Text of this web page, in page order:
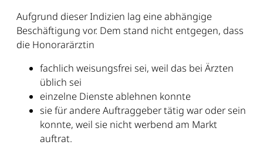
Aufgrund dieser Indizien lag eine abhängige
Beschäftigung vor. Dem stand nicht entgegen, dass
die Honorarärztin
fachlich weisungsfrei sei, weil das bei Ärzten
üblich sei
einzelne Dienste ablehnen konnte
sie für andere Auftraggeber tätig war oder sein
konnte, weil sie nicht werbend am Markt
auftrat.